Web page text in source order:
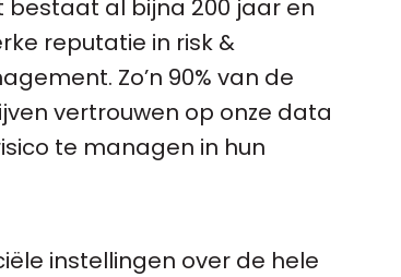
bestaat al bijna 200 jaar en
reputatie in risk &
Zo’n 90% van de
vertrouwen op onze data
te managen in hun
instellingen over de hele